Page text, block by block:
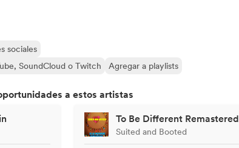
sociales
SoundCloud o Twitch
Agregar a playlists
a estos artistas
To Be Different Remastered
Suited and Booted